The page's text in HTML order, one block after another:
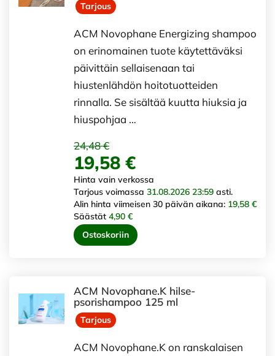
Tarjous
ACM Novophane Energizing shampoo
on erinomainen tuote käytettäväksi
päivittäin sellaisenaan tai
hiustenlähdön hoitotuotteiden
rinnalla. Se sisältää kuutta hiuksia ja
hiuspohjaa …
24,48 €
19,58 €
Hinta vain verkossa
Tarjous voimassa 31.08.2026 23:59 asti.
Alin hinta viimeisen 30 päivän aikana: 19,58 €
Säästät 4,90 €
Ostoskoriin
ACM Novophane.K hilse-
psorishampoo 125 ml
Tarjous
ACM Novophane.K on ranskalaisen